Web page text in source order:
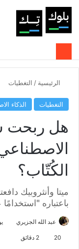
الرئيسية / التغطيات
التغطيات الذكاء
هل ربحت
الكُتّاب؟
ميتا وأنثروبيك
باعتباره "استخدامًا
عبد الله الجزيري
20